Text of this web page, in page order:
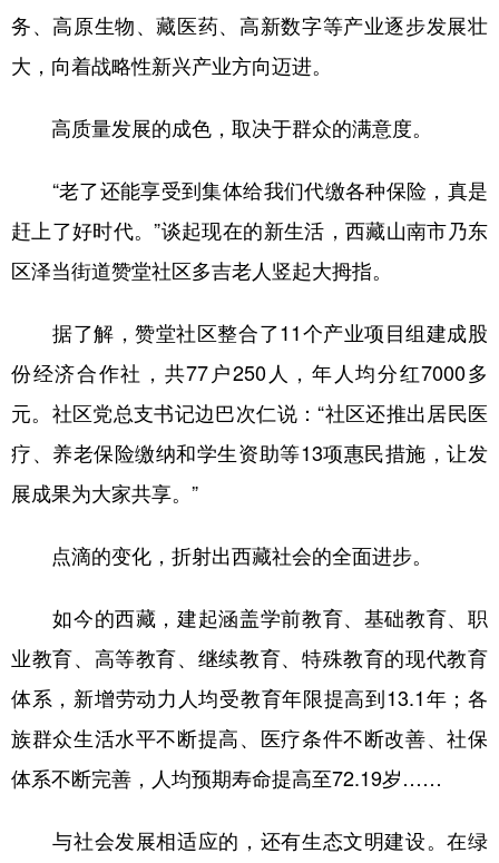
务、高原生物、藏医药、高新数字等产业逐步发展壮
大，向着战略性新兴产业方向迈进。
高质量发展的成色，取决于群众的满意度。
“老了还能享受到集体给我们代缴各种保险，真是
赶上了好时代。”谈起现在的新生活，西藏山南市乃东
区泽当街道赞堂社区多吉老人竖起大拇指。
据了解，赞堂社区整合了11个产业项目组建成股
份经济合作社，共77户250人，年人均分红7000多
元。社区党总支书记边巴次仁说：“社区还推出居民医
疗、养老保险缴纳和学生资助等13项惠民措施，让发
展成果为大家共享。”
点滴的变化，折射出西藏社会的全面进步。
如今的西藏，建起涵盖学前教育、基础教育、职
业教育、高等教育、继续教育、特殊教育的现代教育
体系，新增劳动力人均受教育年限提高到13.1年；各
族群众生活水平不断提高、医疗条件不断改善、社保
体系不断完善，人均预期寿命提高至72.19岁……
与社会发展相适应的，还有生态文明建设。在绿